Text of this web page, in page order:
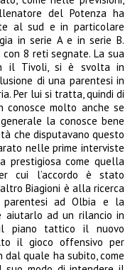
del Potenza ha
al sud e in particolare
in serie A e in serie B.
8 reti segnate. La sua
il Tivoli, si è svolta in
di una parentesi in
Per lui si tratta, quindi di
conosce molto anche se
la conosce bene
che disputavano questo
nelle prime interviste
prestigiosa come quella
cui l’accordo è stato
Biagioni è alla ricerca
parentesi ad Olbia e la
aiutarlo ad un rilancio in
piano tattico il nuovo
il gioco offensivo per
quale ha subito, come